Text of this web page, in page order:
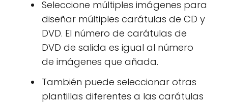
Seleccione múltiples imágenes para
diseñar múltiples carátulas de CD y
DVD. El número de carátulas de
DVD de salida es igual al número
de imágenes que añada.
También puede seleccionar otras
plantillas diferentes a las carátulas